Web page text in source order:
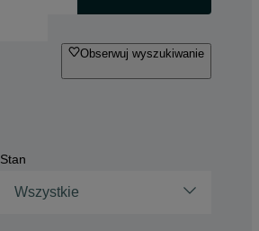
Obserwuj wyszukiwanie
Stan
Wszystkie